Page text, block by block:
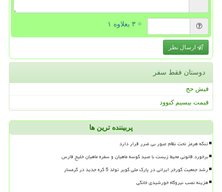
= ۳ بعلاوه ۱
ارسال نظر
دوستان فقط سفر
فیش حج
قیمت بیسیم کنوود
پربیننده ترین ها
تنگه هرمز تحت نظام عبور بی ضرر قرار دارد
برخورد قانونی محیط زیست با صید کوسه ماهیان و سفره ماهیان خلیج فارس
رشد جمعیت گورخر ایرانی در پارک ملی کویر تولد 5 کره جدید در گرمسار
هزینه نصب نیروگاه خورشیدی خانگی